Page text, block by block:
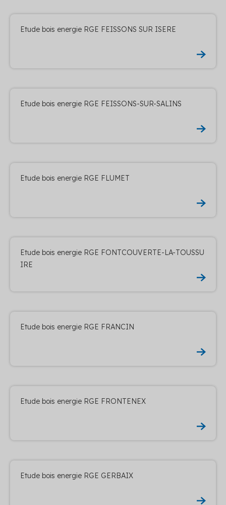
Etude bois energie RGE FEISSONS SUR ISERE
Etude bois energie RGE FEISSONS-SUR-SALINS
Etude bois energie RGE FLUMET
Etude bois energie RGE FONTCOUVERTE-LA-TOUSSU
IRE
Etude bois energie RGE FRANCIN
Etude bois energie RGE FRONTENEX
Etude bois energie RGE GERBAIX